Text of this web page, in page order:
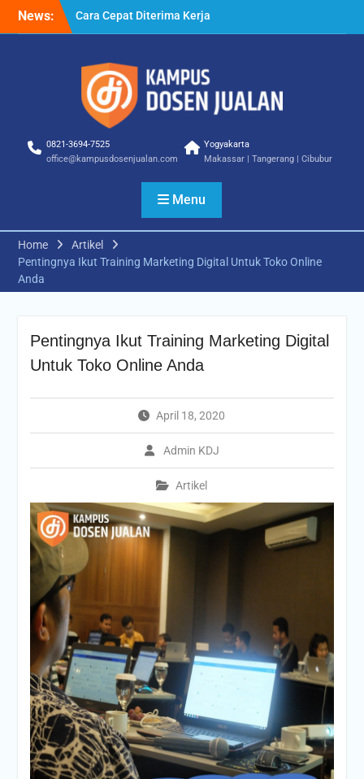
News:
Cara Cepat Diterima Kerja
– Tips Praktis yang Bisa
Cara Biar Dapat Pekerjaan
– Panduan Lengkap untuk
Pencari Kerja
Cara Dapat Pekerjaan –
Memperbesar Peluang
0821-3694-7525
office@kampusdosenjualan.com
Yogyakarta
Makassar | Tangerang | Cibubur
Menu
Home
Artikel
Pentingnya Ikut Training Marketing Digital Untuk Toko Online
Anda
Pentingnya Ikut Training Marketing Digital
Untuk Toko Online Anda
April 18, 2020
Admin KDJ
Artikel